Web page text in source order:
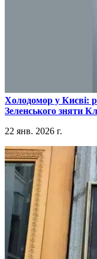
​Холодомор у Києві:
Зеленського зняти
22 янв. 2026 г.